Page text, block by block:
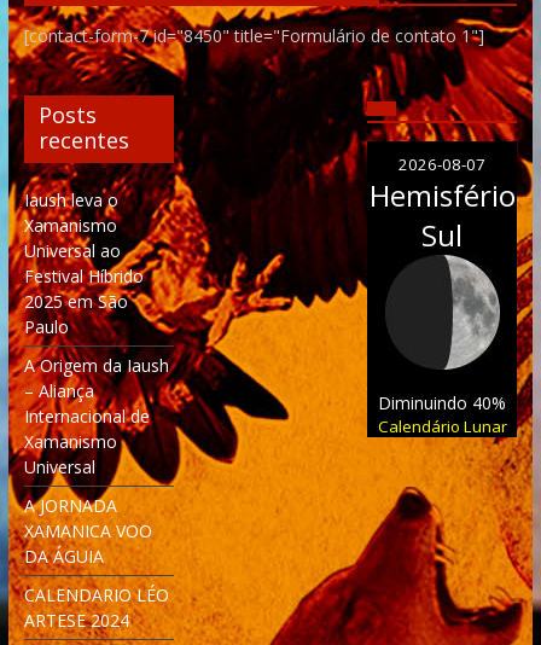
[contact-form-7 id="8450" title="Formulário de contato 1"]
Posts
recentes
Iaush leva o
Xamanismo
Universal ao
Festival Híbrido
2025 em São
Paulo
A Origem da Iaush
– Aliança
Internacional de
Xamanismo
Universal
A JORNADA
XAMANICA VOO
DA ÁGUIA
CALENDARIO LÉO
ARTESE 2024
2026-08-07
Hemisfério
Sul
Diminuindo 40%
Calendário Lunar